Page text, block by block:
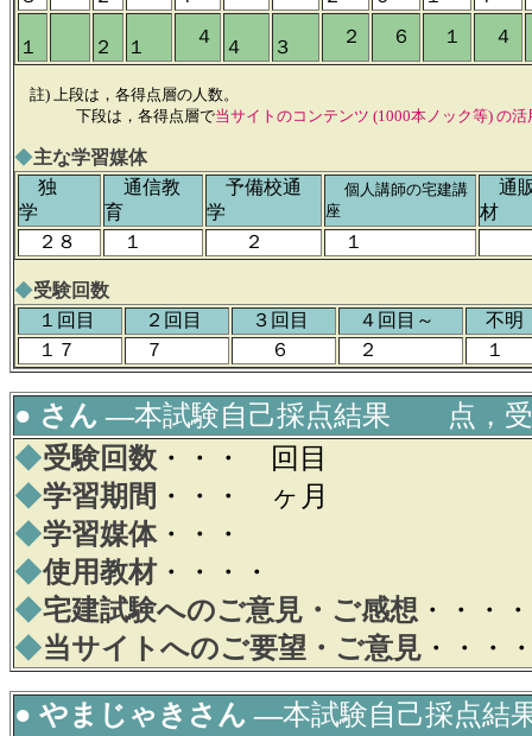
１ ２ １
４
４ ３
２ ６ １ ４
註) 上段は，各得点層の人数。
下段は，各得点層で当サイトのコンテンツ (1000本ノック等) の
◆主な学習媒体
独
学
通信教
育
予備校通
学
個人講師の宅建講
座
通
材
２８
１ ２ １
◆受験回数
１回目
２回目 ３回目 ４回目～
不
１７
７ ６ ２ １
● さん ―本試験自己採点結果 点，
◆受験回数 ・・・ 回目
◆学習期間 ・・・ ヶ月
◆学習媒体・・・
◆使用教材・・・・
◆宅建試験へのご意見・ご感想 ・・・・
◆当サイトへのご要望・ご意見 ・・・
● やまじゃきさん ―本試験自己採点